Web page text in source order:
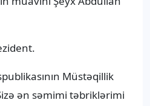
Müstəqillik
ən səmimi təbriklərimi